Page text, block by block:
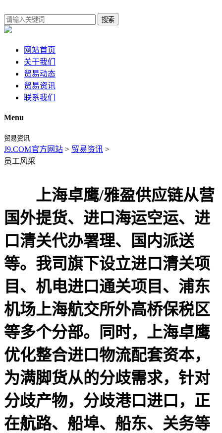
搜索
网站首页
关于我们
贸易动态
贸易资讯
联系我们
Menu
贸易资讯
J9.COM官方网站 > 贸易资讯 >
员工风采
上海卓鹰/雅盈供应链从营
国外提货、进口海运空运、进
口清关代办署理、国内派送
等。我司旗下设立进口清关项
目、机电进口通关项目、浦东
机场上海航交所外高桥保税区
等多个分部。同时，上海卓鹰
优化整合进口物流配套资本，
为满脚货从的分歧需求，针对
分歧产物，分歧港口进口，正
在航路、船埠、船东、关务等